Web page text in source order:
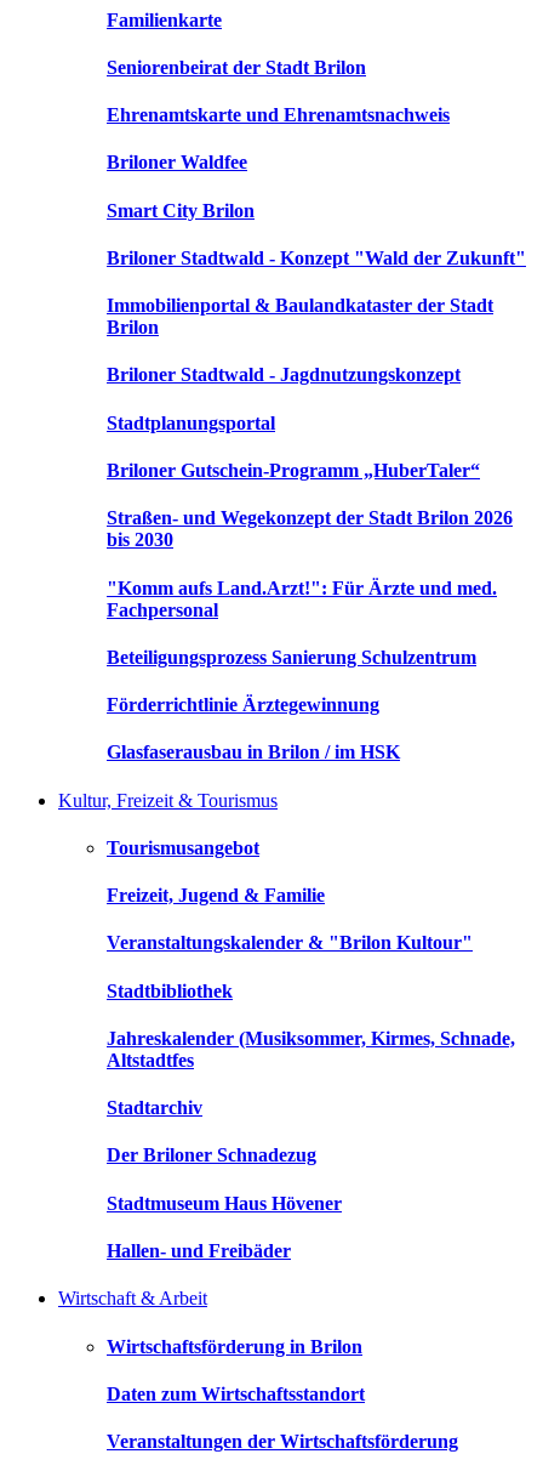
Familienkarte
Seniorenbeirat der Stadt Brilon
Ehrenamtskarte und Ehrenamtsnachweis
Briloner Waldfee
Smart City Brilon
Briloner Stadtwald - Konzept "Wald der Zukunft"
Immobilienportal & Baulandkataster der Stadt
Brilon
Briloner Stadtwald - Jagdnutzungskonzept
Stadtplanungsportal
Briloner Gutschein-Programm „HuberTaler“
Straßen- und Wegekonzept der Stadt Brilon 2026
bis 2030
"Komm aufs Land.Arzt!": Für Ärzte und med.
Fachpersonal
Beteiligungsprozess Sanierung Schulzentrum
Förderrichtlinie Ärztegewinnung
Glasfaserausbau in Brilon / im HSK
Kultur, Freizeit & Tourismus
Tourismusangebot
Freizeit, Jugend & Familie
Veranstaltungskalender & "Brilon Kultour"
Stadtbibliothek
Jahreskalender (Musiksommer, Kirmes, Schnade,
Altstadtfes
Stadtarchiv
Der Briloner Schnadezug
Stadtmuseum Haus Hövener
Hallen- und Freibäder
Wirtschaft & Arbeit
Wirtschaftsförderung in Brilon
Daten zum Wirtschaftsstandort
Veranstaltungen der Wirtschaftsförderung